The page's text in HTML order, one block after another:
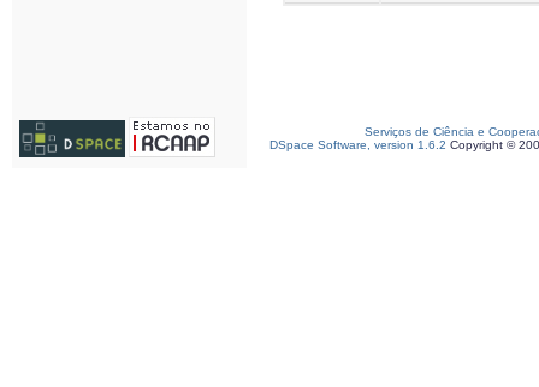
Serviços de Ciência e
DSpace Software, version 1.6.2 Copyright ©